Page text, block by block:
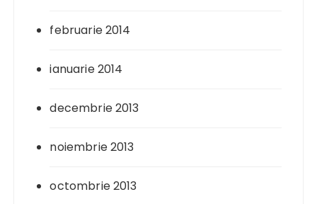
februarie 2014
ianuarie 2014
decembrie 2013
noiembrie 2013
octombrie 2013